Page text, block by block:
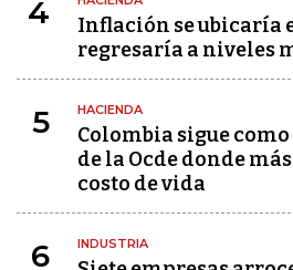
4
Inflación se ubicaría
regresaría a niveles
5 HACIENDA
Colombia sigue
de la Ocde donde
costo de vida
6 INDUSTRIA